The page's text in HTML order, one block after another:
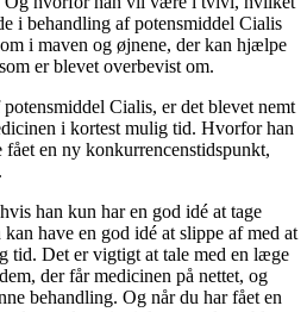
i behandling af potensmiddel Cialis
i maven og øjnene, der kan hjælpe
er blevet overbevist om.
Cialis, er det blevet nemt
i kortest mulig tid. Hvorfor han
en ny konkurrencenstidspunkt,
han kun har en god idé at tage
have en god idé at slippe af med at
tid. Det er vigtigt at tale med en læge
der får medicinen på nettet, og
behandling. Og når du har fået en